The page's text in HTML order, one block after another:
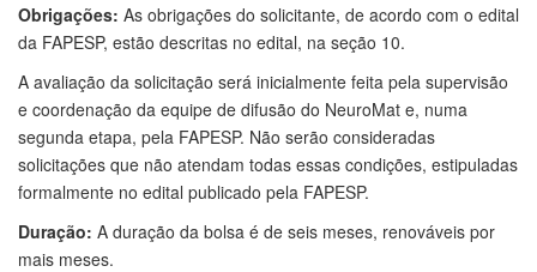
Obrigações: As obrigações do solicitante, de acordo com o edital
da FAPESP, estão descritas no edital, na seção 10.
A avaliação da solicitação será inicialmente feita pela supervisão
e coordenação da equipe de difusão do NeuroMat e, numa
segunda etapa, pela FAPESP. Não serão consideradas
solicitações que não atendam todas essas condições, estipuladas
formalmente no edital publicado pela FAPESP.
Duração: A duração da bolsa é de seis meses, renováveis por
mais meses.